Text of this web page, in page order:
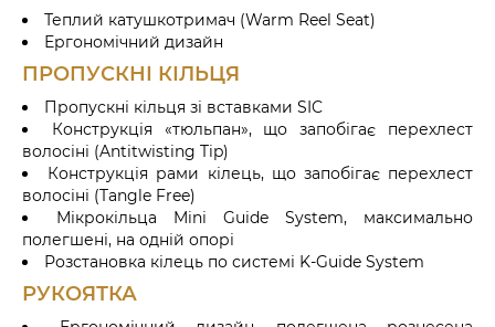
Теплий катушкотримач (Warm Reel Seat)
Ергономічний дизайн
ПРОПУСКНІ КІЛЬЦЯ
Пропускні кільця зі вставками SIC
Конструкція «тюльпан», що запобігає перехлест
волосіні (Antitwisting Tip)
Конструкція рами кілець, що запобігає перехлест
волосіні (Tangle Free)
Мікрокільца Mini Guide System, максимально
полегшені, на одній опорі
Розстановка кілець по системі K-Guide System
РУКОЯТКА